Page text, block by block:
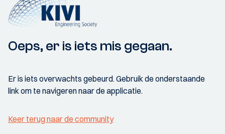
Oeps, er is iets mis gegaan.
Er is iets overwachts gebeurd. Gebruik de onderstaande
link om te navigeren naar de applicatie.
Keer terug naar de community